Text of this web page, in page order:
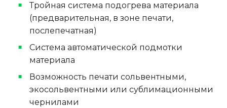
Тройная система подогрева материала
(предварительная, в зоне печати,
послепечатная)
Система автоматической подмотки
материала
Возможность печати сольвентными,
экосольвентными или сублимационными
чернилами